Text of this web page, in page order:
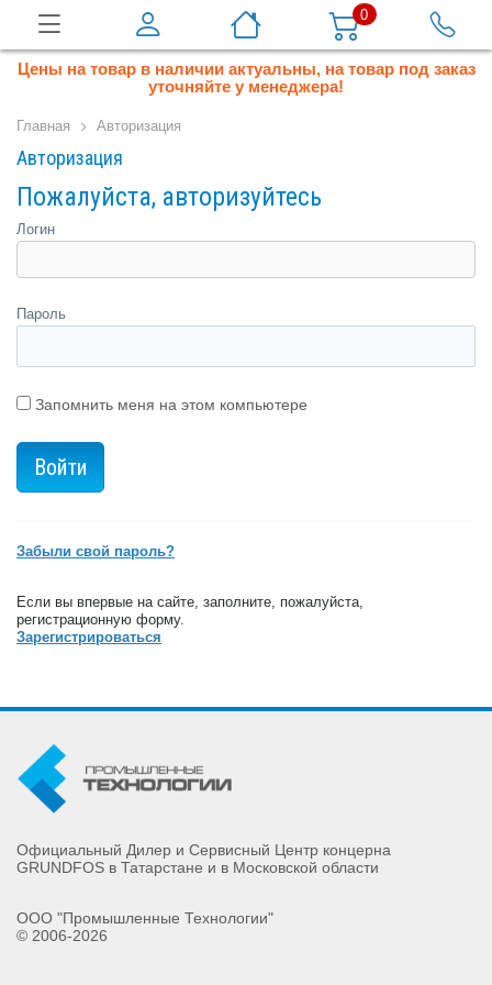
0
Цены на товар в наличии актуальны, на товар под заказ
уточняйте у менеджера!
Главная Авторизация
Авторизация
Пожалуйста, авторизуйтесь
Логин
Пароль
Запомнить меня на этом компьютере
Забыли свой пароль?
Если вы впервые на сайте, заполните, пожалуйста,
регистрационную форму.
Зарегистрироваться
Официальный Дилер и Сервисный Центр концерна
GRUNDFOS в Татарстане и в Московской области
ООО "Промышленные Технологии"
© 2006-2026